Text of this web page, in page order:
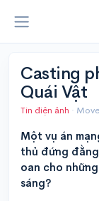
Casting
Quái Vật
Tin điện ảnh ·
Một vụ án
thủ đứng
oan cho
sáng?